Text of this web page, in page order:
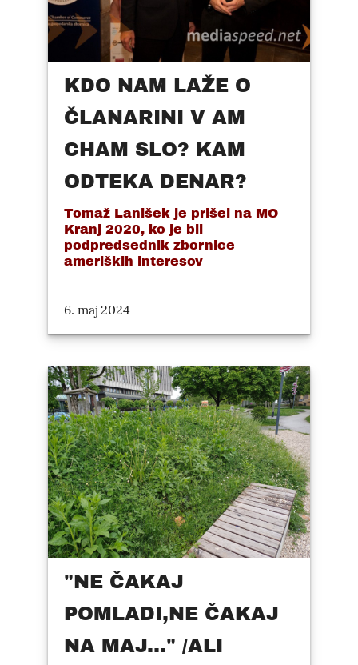
KDO NAM LAŽE O
ČLANARINI V AM
CHAM SLO? KAM
ODTEKA DENAR?
Tomaž Lanišek je prišel na MO
Kranj 2020, ko je bil
podpredsednik zbornice
ameriških interesov
6. maj 2024
"NE ČAKAJ
POMLADI,NE ČAKAJ
NA MAJ..." /ALI